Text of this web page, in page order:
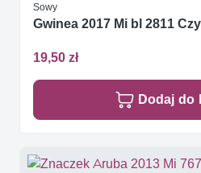
Sowy
Gwinea 2017 Mi bl 2811
19,50 zł
Dodaj do